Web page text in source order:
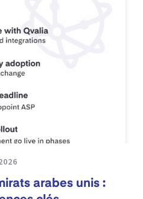
arabes unis :